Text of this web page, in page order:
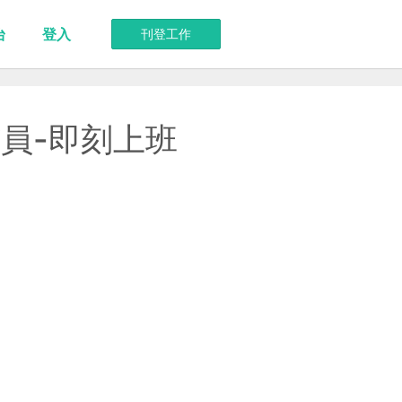
刊登工作
登入
-即刻上班